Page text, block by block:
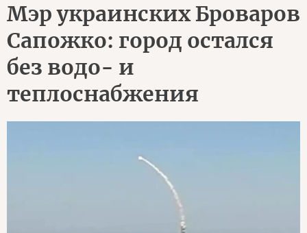
Мэр украинских Броваров
Сапожко: город остался
без водо- и
теплоснабжения